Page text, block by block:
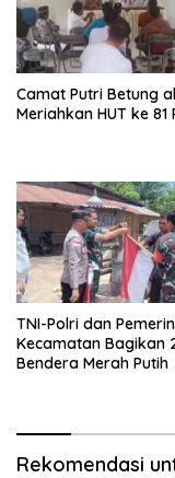
Camat Putri Betung
Meriahkan HUT ke 81
TNI-Polri dan
Kecamatan Bagikan
Bendera Merah Putih
Rekomendasi